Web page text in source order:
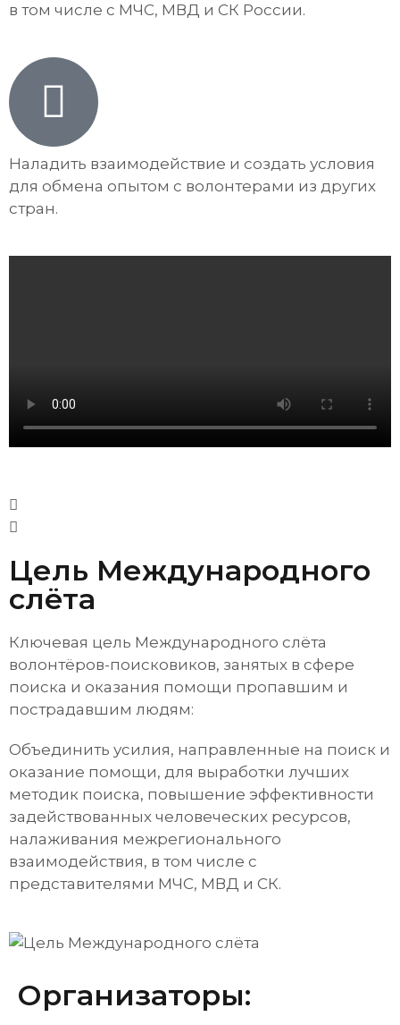
в том числе с МЧС, МВД и СК России.
Наладить взаимодействие и создать условия
для обмена опытом с волонтерами из других
стран.
Цель Международного
слёта
Ключевая цель Международного слёта
волонтёров-поисковиков, занятых в сфере
поиска и оказания помощи пропавшим и
пострадавшим людям:
Объединить усилия, направленные на поиск и
оказание помощи, для выработки лучших
методик поиска, повышение эффективности
задействованных человеческих ресурсов,
налаживания межрегионального
взаимодействия, в том числе с
представителями МЧС, МВД и СК.
Организаторы: